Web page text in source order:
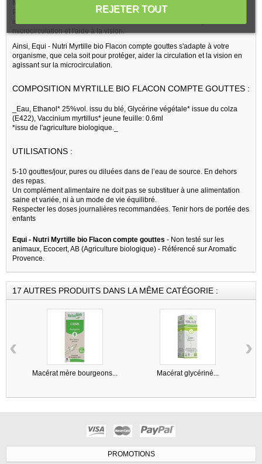
Nutri, sis en Belgique.
Pour votre santé vasculaire et veineuse, ce complément alimentaire va
intervenir dans le ralentissement du vieillissement cellulaire, l'aide à la
microcirculation et l'aide à la vision.
Ainsi, Equi - Nutri Myrtille bio Flacon compte gouttes s'adapte à votre
organisme, que cela soit pour protéger, aider la circulation et la vision en
agissant sur la microcirculation.
COMPOSITION MYRTILLE BIO FLACON COMPTE GOUTTES :
_Eau, Ethanol* 25%vol. issu du blé, Glycérine végétale* issue du colza
(E422), Vaccinium myrtillus* jeune feuille: 0.6ml
*issu de l'agriculture biologique._
UTILISATIONS :
5-10 gouttes/jour, pures ou diluées dans de l’eau de source. En dehors
des repas.
Un complément alimentaire ne doit pas se substituer à une alimentation
saine et variée, ni à un mode de vie équilibré.
Respecter les doses journalières recommandées. Tenir hors de portée des
enfants
Equi - Nutri Myrtille bio Flacon compte gouttes - Non testé sur les
animaux, Ecocert, AB (Agriculture biologique) - Référencé sur Aromatic
Provence.
17 AUTRES PRODUITS DANS LA MÊME CATÉGORIE :
Macérat mère bourgeons... Macérat glycériné...
‹ ›
PROMOTIONS
REJETER TOUT